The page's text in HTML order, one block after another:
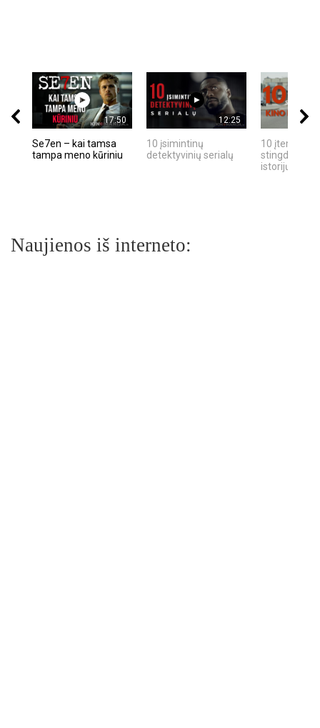
17:50
Se7en – kai tamsa
tampa meno kūriniu
12:25
10 įsimintinų
detektyvinių serialų
10 įtemptų,
stingdančių
istorijų
Naujienos iš interneto: